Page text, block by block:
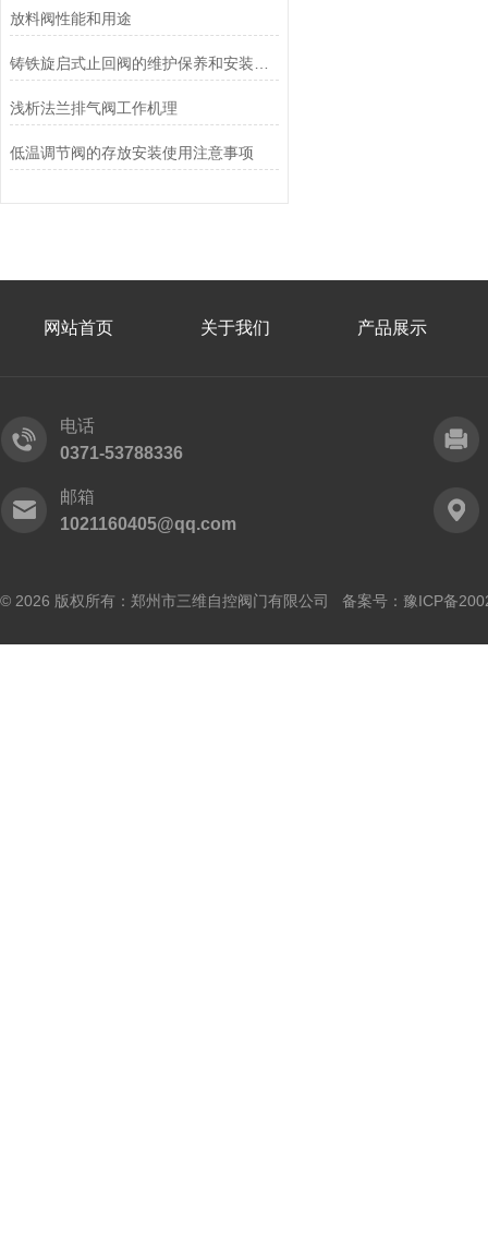
放料阀性能和用途
浅析法兰排气阀工作机理
低温调节阀的存放安装使用注意事项
网站首页 关于我们 产品展示
电话
0371-53788336
邮箱
1021160405@qq.com
© 2026 版权所有：郑州市三维自控阀门有限公司 备案号： 豫ICP备